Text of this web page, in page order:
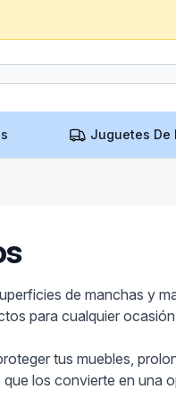
Juguetes De
de manchas y
para cualquier
tus muebles,
los convierte en